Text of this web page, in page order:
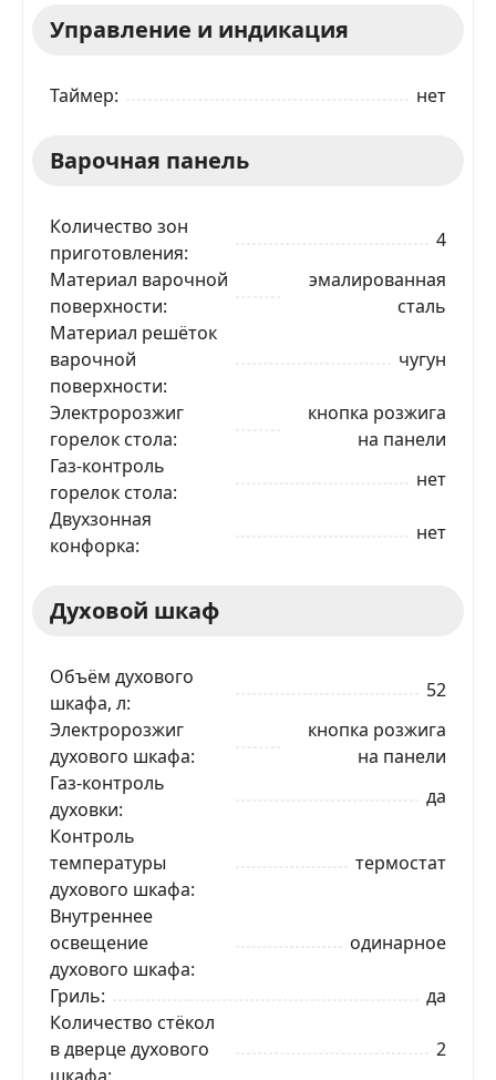
Управление и индикация
Таймер нет
Варочная панель
Количество зон
приготовления
4
Материал варочной
поверхности
эмалированная
сталь
Материал решёток
варочной
поверхности
чугун
Электророзжиг
горелок стола
кнопка розжига
на панели
Газ-контроль
горелок стола
нет
Двухзонная
конфорка
нет
Духовой шкаф
Объём духового
шкафа, л
52
Электророзжиг
духового шкафа
кнопка розжига
на панели
Газ-контроль
духовки
да
Контроль
температуры
духового шкафа
термостат
Внутреннее
освещение
духового шкафа
одинарное
Гриль
да
Количество стёкол
в дверце духового
2